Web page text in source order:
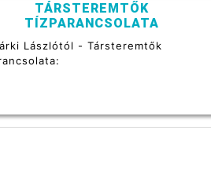
TÁRSTEREMTŐK
TÍZPARANCSOLATA
Lászlótól - Társteremtők